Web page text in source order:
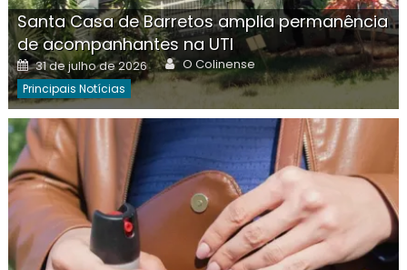
Santa Casa de Barretos amplia permanência
de acompanhantes na UTI
Posted
on
31 de julho de 2026 Author
O Colinense
Principais Notícias